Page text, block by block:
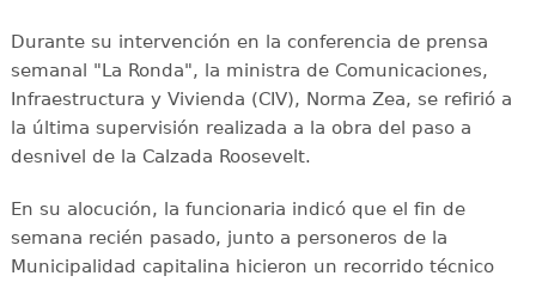
Durante su intervención en la conferencia de prensa
semanal "La Ronda", la ministra de Comunicaciones,
Infraestructura y Vivienda (CIV), Norma Zea, se refirió a
la última supervisión realizada a la obra del paso a
desnivel de la Calzada Roosevelt.
En su alocución, la funcionaria indicó que el fin de
semana recién pasado, junto a personeros de la
Municipalidad capitalina hicieron un recorrido técnico